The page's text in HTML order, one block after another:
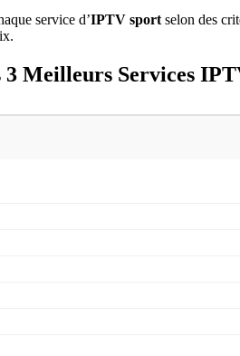
service d’IPTV sport selon des
3 Meilleurs Services